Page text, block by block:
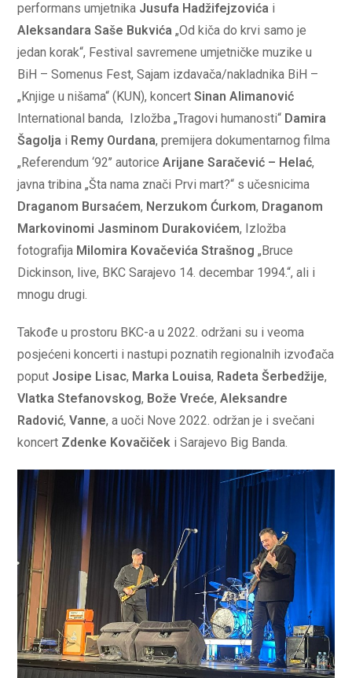
performans umjetnika Jusufa Hadžifejzovića i
Aleksandara Saše Bukvića „Od kiča do krvi samo je
jedan korak“, Festival savremene umjetničke muzike u
BiH – Somenus Fest, Sajam izdavača/nakladnika BiH –
„Knjige u nišama“ (KUN), koncertSinan Alimanović
International banda, Izložba „Tragovi humanosti“ Damira
Šagolja i Remy Ourdana, premijera dokumentarnog filma
„Referendum ‘92’’ autoriceArijane Saračević – Helać,
javna tribina „Šta nama znači Prvi mart?“ s učesnicima
Draganom Bursaćem, Nerzukom Ćurkom, Draganom
Markovinomi Jasminom Durakovićem, Izložba
fotografija Milomira Kovačevića Strašnog „Bruce
Dickinson, live, BKC Sarajevo 14. decembar 1994.“, ali i
mnogu drugi.
Takođe u prostoru BKC-a u 2022. održani su i veoma
posjećeni koncerti i nastupi poznatih regionalnih izvođača
poput Josipe Lisac, Marka Louisa, Radeta Šerbedžije,
Vlatka Stefanovskog, Bože Vreće,Aleksandre
Radović,Vanne, a uoči Nove 2022. održan je i svečani
koncert Zdenke Kovačiček i Sarajevo Big Banda.